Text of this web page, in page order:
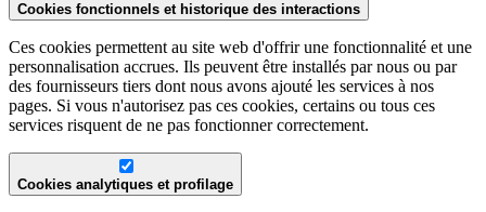
Cookies fonctionnels et historique des interactions
Ces cookies permettent au site web d'offrir une fonctionnalité et une
personnalisation accrues. Ils peuvent être installés par nous ou par
des fournisseurs tiers dont nous avons ajouté les services à nos
pages. Si vous n'autorisez pas ces cookies, certains ou tous ces
services risquent de ne pas fonctionner correctement.
Cookies analytiques et profilage